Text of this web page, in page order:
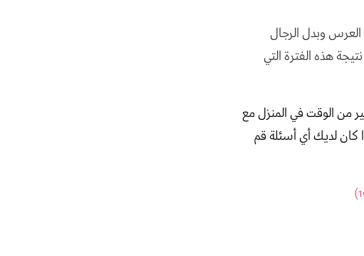
وبدل الرجال
هذه الفترة التي
من الوقت في المنزل مع
كان لديك أي أسئلة قم